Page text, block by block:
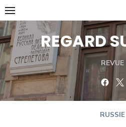
Skip
to
content
REGARD
REVUE
RUSSIE